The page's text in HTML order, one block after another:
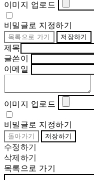
이미지 업로드
비밀글로 지정하기
목록으로 가기 저장하기
제목
글쓴이
이메일
이미지 업로드
비밀글로 지정하기
돌아가기 저장하기
수정하기
삭제하기
목록으로 가기